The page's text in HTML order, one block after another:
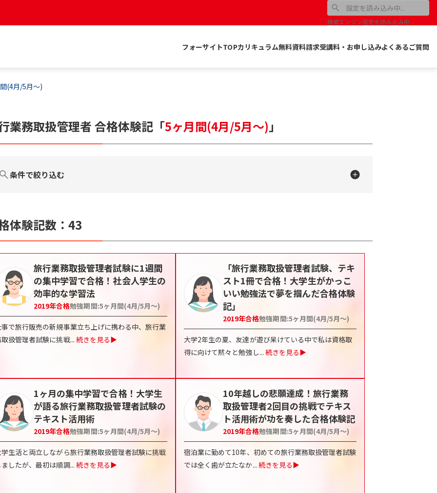
検索エンジン設定を読み込み中...
フォーサイトTOPカリキュラム無料資料請求受講料・お申し込みよくあるご質問
(4月/5月〜)
業務取扱管理者 合格体験記「5ヶ月間(4月/5月〜)」
条件で絞り込む
体験記数：43
旅行業務取扱管理者試験に1週間
の集中学習で合格！社会人学生の
効率的な学習法
2019年合格勉強期間:5ヶ月間(4月/5月〜)
で旅行販売の新規事業立ち上げに携わる中、旅行業
扱管理者試験に挑戦... 続きを見る▶
「旅行業務取扱管理者試験、テキ
スト1冊で合格！大学生がかっこ
いい勉強法で夢を掴んだ合格体験
記」
2019年合格勉強期間:5ヶ月間(4月/5月〜)
大学2年生の夏、友達が遊び呆けている中で私は資格取
得に向けて黙々と勉強し... 続きを見る▶
1ヶ月の集中学習で合格！大学生
が語る旅行業務取扱管理者試験の
テキスト活用術
2019年合格勉強期間:5ヶ月間(4月/5月〜)
生活と両立しながら旅行業務取扱管理者試験に挑戦
したが、最初は順調... 続きを見る▶
10年越しの悲願達成！旅行業務
取扱管理者2回目の挑戦でテキス
ト活用術が功を奏した合格体験記
2019年合格勉強期間:5ヶ月間(4月/5月〜)
宿泊業に勤めて10年、初めての旅行業務取扱管理者試験
では全く歯が立たなか... 続きを見る▶